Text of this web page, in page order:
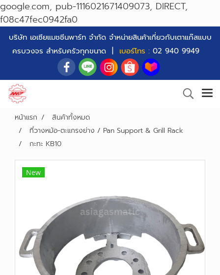
google.com, pub-1116021671409073, DIRECT,
f08c47fec0942fa0
บริษัท เอเซียแมชชีนพาร์ท จำกัด จำหน่ายสินค้าเกี่ยวกับเตาแก๊สแบบ
ครบวงจร สำหรับครัวทุกขนาด | เบอร์โทร : 02 940 9949
หน้าแรก
สินค้าทั้งหมด
ที่วางหม้อ-ตะแกรงย่าง / Pan Support & Grill Rack
กะทะ KB10
New